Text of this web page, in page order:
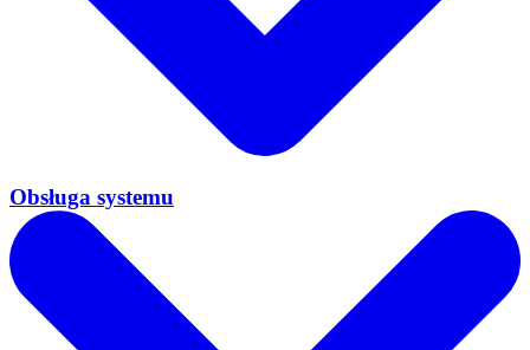
Obsługa systemu